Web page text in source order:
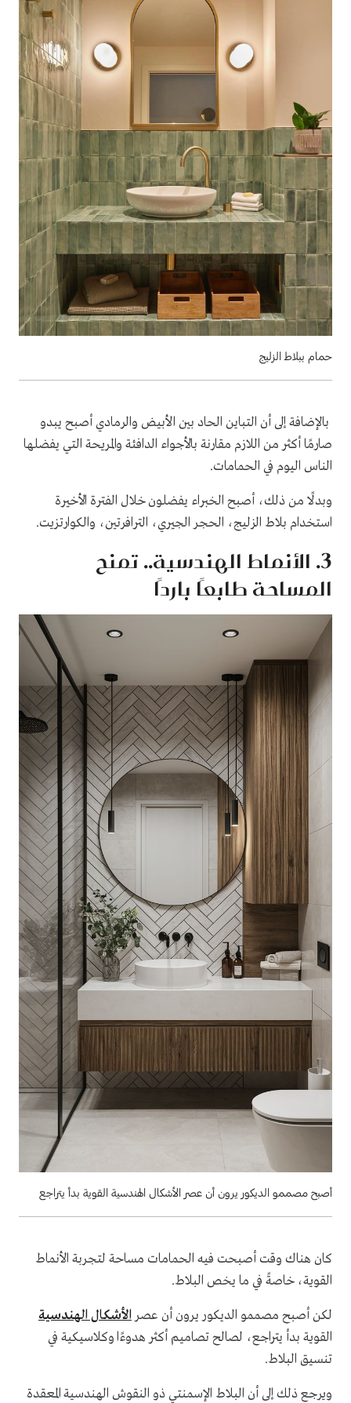
حمام ببلاط الزليج
بالإضافة إلى أن التباين الحاد بين الأبيض والرمادي أصبح يبدو
صارمًا أكثر من اللازم مقارنة بالأجواء الدافئة والمريحة التي يفضلها
الناس اليوم في الحمامات.
وبدلًا من ذلك، أصبح الخبراء يفضلون خلال الفترة الأخيرة
استخدام بلاط الزليج، الحجر الجيري، الترافرتين، والكوارتزيت.
3. الأنماط الهندسية.. تمنح
المساحة طابعًا باردًا
أصبح مصممو الديكور يرون أن عصر الأشكال الهندسية القوية بدأ يتراجع
كان هناك وقت أصبحت فيه الحمامات مساحة لتجربة الأنماط
القوية، خاصةً في ما يخص البلاط.
لكن أصبح مصممو الديكور يرون أن عصر الأشكال الهندسية
القوية بدأ يتراجع، لصالح تصاميم أكثر هدوءًا وكلاسيكية في
تنسيق البلاط.
ويرجع ذلك إلى أن البلاط الإسمنتي ذو النقوش الهندسية المعقدة